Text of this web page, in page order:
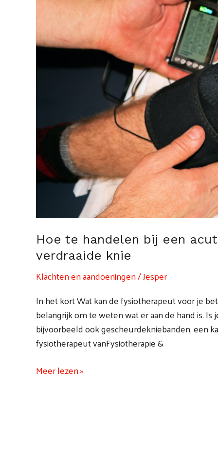
Hoe te handelen bij een
verdraaide knie
Klachten en aandoeningen/Jesper
In het kort Wat kan de fysiotherapeut voor je
belangrijk om te weten wat er aan de hand is.
bijvoorbeeld ook gescheurdekniebanden, een
fysiotherapeut vanFysiotherapie &
acute
knieblessure:
Meer lezen »